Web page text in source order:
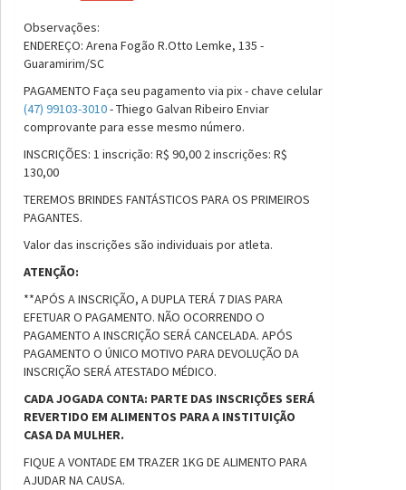
Observações:
ENDEREÇO: Arena Fogão R.Otto Lemke, 135 -
Guaramirim/SC
PAGAMENTO Faça seu pagamento via pix - chave celular
(47) 99103-3010- Thiego Galvan Ribeiro Enviar
comprovante para esse mesmo número.
INSCRIÇÕES: 1 inscrição: R$ 90,00 2 inscrições: R$
130,00
TEREMOS BRINDES FANTÁSTICOS PARA OS PRIMEIROS
PAGANTES.
Valor das inscrições são individuais por atleta.
ATENÇÃO:
**APÓS A INSCRIÇÃO, A DUPLA TERÁ 7 DIAS PARA
EFETUAR O PAGAMENTO. NÃO OCORRENDO O
PAGAMENTO A INSCRIÇÃO SERÁ CANCELADA. APÓS
PAGAMENTO O ÚNICO MOTIVO PARA DEVOLUÇÃO DA
INSCRIÇÃO SERÁ ATESTADO MÉDICO.
CADA JOGADA CONTA: PARTE DAS INSCRIÇÕES SERÁ
REVERTIDO EM ALIMENTOS PARA A INSTITUIÇÃO
CASA DA MULHER.
FIQUE A VONTADE EM TRAZER 1KG DE ALIMENTO PARA
AJUDAR NA CAUSA.